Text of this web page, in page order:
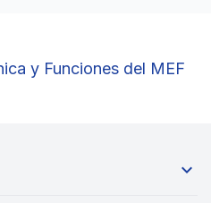
y Funciones del MEF
expand_more